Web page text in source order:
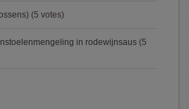
(5 votes)
in rodewijnsaus (5